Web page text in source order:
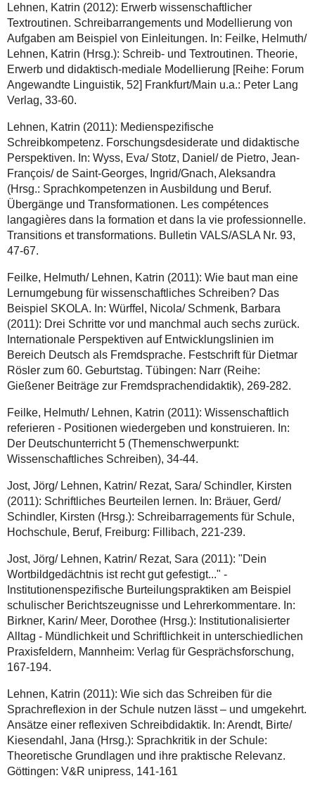
Lehnen, Katrin (2012): Erwerb wissenschaftlicher
Textroutinen. Schreibarrangements und Modellierung von
Aufgaben am Beispiel von Einleitungen. In: Feilke, Helmuth/
Lehnen, Katrin (Hrsg.): Schreib- und Textroutinen. Theorie,
Erwerb und didaktisch-mediale Modellierung [Reihe: Forum
Angewandte Linguistik, 52] Frankfurt/Main u.a.: Peter Lang
Verlag, 33-60.
Lehnen, Katrin (2011): Medienspezifische
Schreibkompetenz. Forschungsdesiderate und didaktische
Perspektiven. In: Wyss, Eva/ Stotz, Daniel/ de Pietro, Jean-
François/ de Saint-Georges, Ingrid/Gnach, Aleksandra
(Hrsg.: Sprachkompetenzen in Ausbildung und Beruf.
Übergänge und Transformationen. Les compétences
langagières dans la formation et dans la vie professionnelle.
Transitions et transformations. Bulletin VALS/ASLA Nr. 93,
47-67.
Feilke, Helmuth/ Lehnen, Katrin (2011): Wie baut man eine
Lernumgebung für wissenschaftliches Schreiben? Das
Beispiel SKOLA. In: Würffel, Nicola/ Schmenk, Barbara
(2011): Drei Schritte vor und manchmal auch sechs zurück.
Internationale Perspektiven auf Entwicklungslinien im
Bereich Deutsch als Fremdsprache. Festschrift für Dietmar
Rösler zum 60. Geburtstag. Tübingen: Narr (Reihe:
Gießener Beiträge zur Fremdsprachendidaktik), 269-282.
Feilke, Helmuth/ Lehnen, Katrin (2011): Wissenschaftlich
referieren - Positionen wiedergeben und konstruieren. In:
Der Deutschunterricht 5 (Themenschwerpunkt:
Wissenschaftliches Schreiben), 34-44.
Jost, Jörg/ Lehnen, Katrin/ Rezat, Sara/ Schindler, Kirsten
(2011): Schriftliches Beurteilen lernen. In: Bräuer, Gerd/
Schindler, Kirsten (Hrsg.): Schreibarragements für Schule,
Hochschule, Beruf, Freiburg: Fillibach, 221-239.
Jost, Jörg/ Lehnen, Katrin/ Rezat, Sara (2011): "Dein
Wortbildgedächtnis ist recht gut gefestigt..." -
Institutionenspezifische Burteilungspraktiken am Beispiel
schulischer Berichtszeugnisse und Lehrerkommentare. In:
Birkner, Karin/ Meer, Dorothee (Hrsg.): Institutionalisierter
Alltag - Mündlichkeit und Schriftlichkeit in unterschiedlichen
Praxisfeldern, Mannheim: Verlag für Gesprächsforschung,
167-194.
Lehnen, Katrin (2011): Wie sich das Schreiben für die
Sprachreflexion in der Schule nutzen lässt – und umgekehrt.
Ansätze einer reflexiven Schreibdidaktik. In: Arendt, Birte/
Kiesendahl, Jana (Hrsg.): Sprachkritik in der Schule:
Theoretische Grundlagen und ihre praktische Relevanz.
Göttingen: V&R unipress, 141-161